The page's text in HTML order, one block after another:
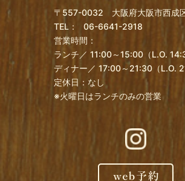
〒557-0032 大阪府大阪市西成
TEL：
06-6641-2918
営業時間：
ランチ／ 11:00～15:00（L.O.
ディナー／ 17:00～21:30（L.O.
定休日：なし
※火曜日はランチのみの営業